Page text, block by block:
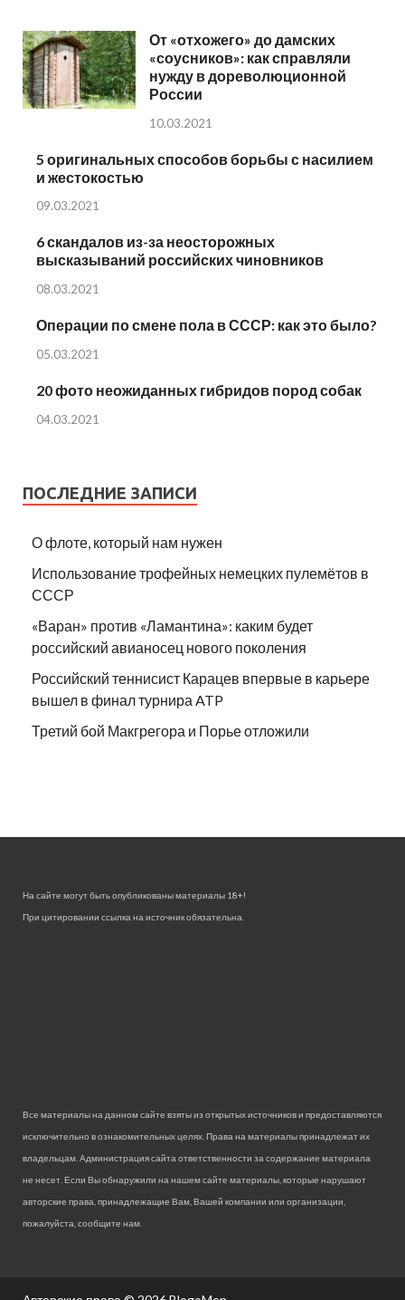
От «отхожего» до дамских
«соусников»: как справляли
нужду в дореволюционной
России
10.03.2021
5 оригинальных способов борьбы с насилием
и жестокостью
09.03.2021
6 скандалов из-за неосторожных
высказываний российских чиновников
08.03.2021
Операции по смене пола в СССР: как это было?
05.03.2021
20 фото неожиданных гибридов пород собак
04.03.2021
ПОСЛЕДНИЕ ЗАПИСИ
О флоте, который нам нужен
Использование трофейных немецких пулемётов в
СССР
«Варан» против «Ламантина»: каким будет
российский авианосец нового поколения
Российский теннисист Карацев впервые в карьере
вышел в финал турнира ATP
Третий бой Макгрегора и Порье отложили
На сайте могут быть опубликованы материалы 18+!
При цитировании ссылка на источник обязательна.
Все материалы на данном сайте взяты из открытых источников и предоставляются
исключительно в ознакомительных целях. Права на материалы принадлежат их
владельцам. Администрация сайта ответственности за содержание материала
не несет. Если Вы обнаружили на нашем сайте материалы, которые нарушают
авторские права, принадлежащие Вам, Вашей компании или организации,
пожалуйста, сообщите нам.